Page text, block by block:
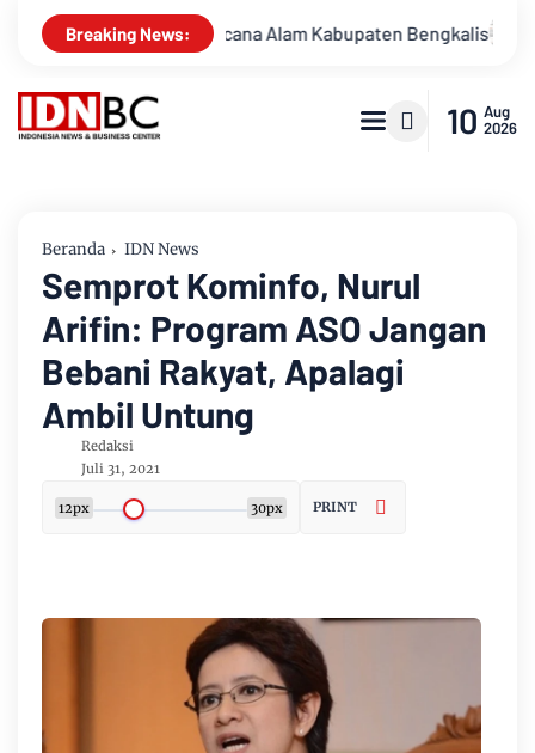
Breaking News:
Bencana Alam Kabupaten Bengkalis Percakapan
10 Aug
2026
Beranda IDN News
Semprot Kominfo, Nurul
Arifin: Program ASO Jangan
Bebani Rakyat, Apalagi
Ambil Untung
Redaksi
Juli 31, 2021
12px 30px PRINT